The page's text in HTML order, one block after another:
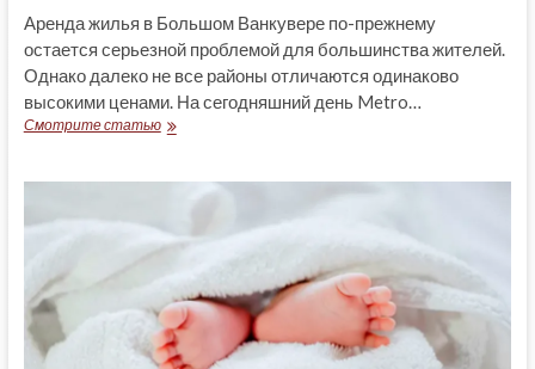
Аренда жилья в Большом Ванкувере по-прежнему
остается серьезной проблемой для большинства жителей.
Однако далеко не все районы отличаются одинаково
высокими ценами. На сегодняшний день Metro…
Смотрите статьюГДЕ